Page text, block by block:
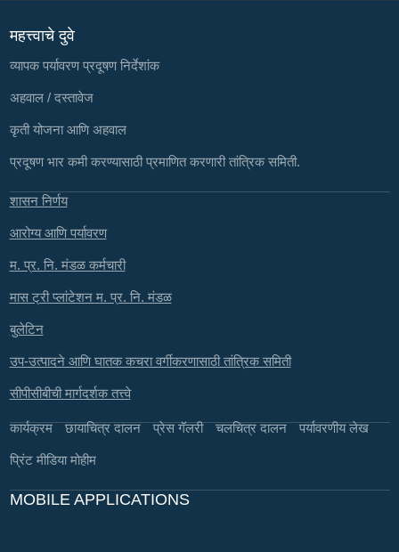
महत्त्वाचे दुवे
व्यापक पर्यावरण प्रदूषण निर्देशांक
अहवाल / दस्तावेज
कृती योजना आणि अहवाल
प्रदूषण भार कमी करण्यासाठी प्रमाणित करणारी तांत्रिक समिती.
शासन निर्णय
आरोग्य आणि पर्यावरण
म. प्र. नि. मंडळ कर्मचारी
मास ट्री प्लांटेशन म. प्र. नि. मंडळ
बुलेटिन
उप-उत्पादने आणि घातक कचरा वर्गीकरणासाठी तांत्रिक समिती
सीपीसीबीची मार्गदर्शक तत्त्वे
कार्यक्रम छायाचित्र दालन प्रेस गॅलरी चलचित्र दालन पर्यावरणीय लेख
प्रिंट मीडिया मोहीम
MOBILE APPLICATIONS